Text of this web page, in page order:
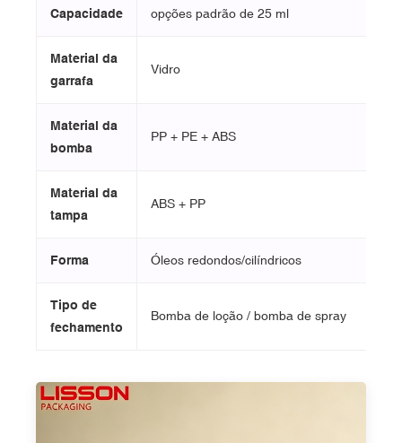
Capacidade opções padrão de 25 ml
Material da
garrafa
Vidro
Material da
bomba
PP + PE + ABS
Material da
tampa
ABS + PP
Forma Óleos redondos/cilíndricos
Tipo de
fechamento
Bomba de loção / bomba de spray